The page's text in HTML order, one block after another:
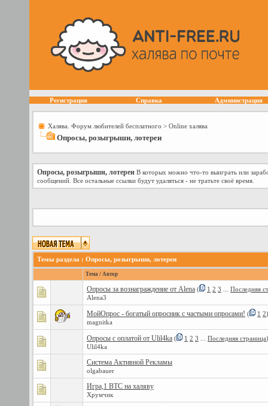
Регистрация Справка Администрация
Халява. Форум любителей бесплатного > Online халява
Опросы, розыгрыши, лотереи
Опросы, розыгрыши, лотереи В которых можно что-то выиграть или
сообщений. Все остальные ссылки будут удаляться - не тратьте своё время.
Темы раздела : Опросы, розыгрыши, лотереи
Тема / Автор
Опросы за вознаграждение от Alena ( 1 2 3
Последняя
Alena3
МойОпрос - богатый опросник с частыми опросами! ( 1 2)
magnitka
Опросы с оплатой от Ulil4ka ( 1 2 3 Последняя страница)
Ulil4ka
Система Активной Рекламы
olgabauer
Игра,1 BTC на халяву
Хрумчик